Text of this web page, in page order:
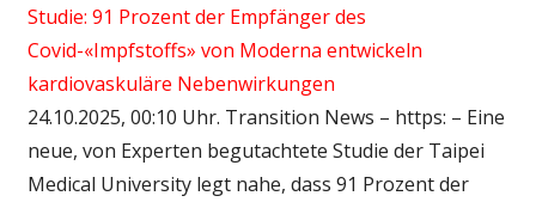
Studie: 91 Prozent der Empfänger des
Covid-«Impfstoffs» von Moderna entwickeln
kardiovaskuläre Nebenwirkungen
24.10.2025, 00:10 Uhr. Transition News – https: – Eine
neue, von Experten begutachtete Studie der Taipei
Medical University legt nahe, dass 91 Prozent der